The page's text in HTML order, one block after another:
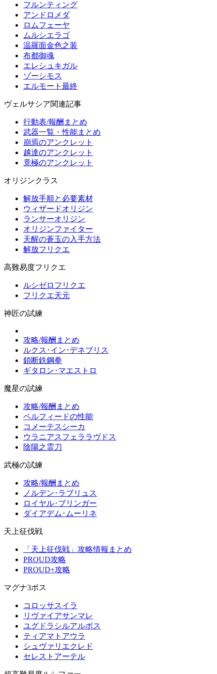
フルンティング
アンドロメダ
ロムフェーヤ
ムルシエラゴ
温羅面金色之装
布都御魂
エレシュキガル
ゾーシモス
エルモート最終
ヴェルサシア関連記事
行動表/報酬まとめ
武器一覧・性能まとめ
崩焉のアンクレット
越達のアンクレット
竟極のアンクレット
オリジンクラス
解放手順と必要素材
ウィザードオリジン
ランサーオリジン
オリジンファイター
天醒の蒼玉の入手方法
解放フリクエ
高難易度フリクエ
ルシゼロフリクエ
フリクエ天元
神匠の試練
攻略/報酬まとめ
ルクス･イン･デネブリス
鎖断鉄鋼拳
ギタロン･マエストロ
魔星の試練
攻略/報酬まとめ
ペルフィードの性能
コメーテスシーカ
ウラニアスフェララヴドス
陰陽之霊刀
武極の試練
攻略/報酬まとめ
ノルデン･ラブリュス
ロイヤル･ブリンガー
ダイアデム･ムーリネ
天上征伐戦
「天上征伐戦」攻略情報まとめ
PROUD攻略
PROUD+攻略
マグナ3ボス
コロッサスイラ
リヴァイアサンマレ
ユグドラシルアルボス
ティアマトアウラ
シュヴァリエクレド
セレストアーテル